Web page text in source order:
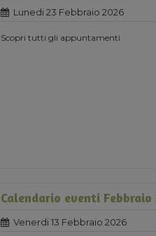
Lunedi 23 Febbraio 2026
Scopri tutti gli appuntamenti
Calendario eventi Febbraio
Venerdi 13 Febbraio 2026